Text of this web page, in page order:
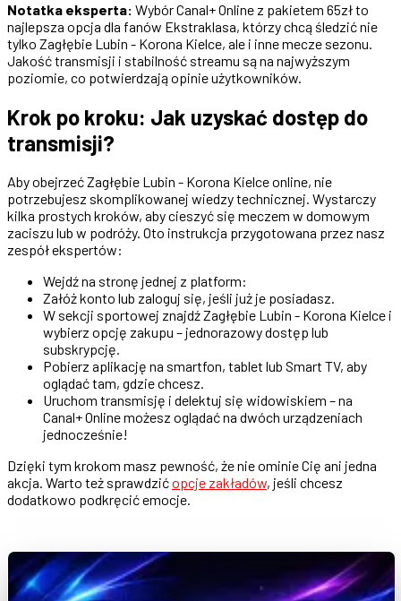
Notatka eksperta: Wybór Canal+ Online z pakietem 65zł to
najlepsza opcja dla fanów Ekstraklasa, którzy chcą śledzić nie
tylko Zagłębie Lubin - Korona Kielce, ale i inne mecze sezonu.
Jakość transmisji i stabilność streamu są na najwyższym
poziomie, co potwierdzają opinie użytkowników.
Krok po kroku: Jak uzyskać dostęp do
transmisji?
Aby obejrzeć Zagłębie Lubin - Korona Kielce online, nie
potrzebujesz skomplikowanej wiedzy technicznej. Wystarczy
kilka prostych kroków, aby cieszyć się meczem w domowym
zaciszu lub w podróży. Oto instrukcja przygotowana przez nasz
zespół ekspertów:
Wejdź na stronę jednej z platform:
Załóż konto lub zaloguj się, jeśli już je posiadasz.
W sekcji sportowej znajdź Zagłębie Lubin - Korona Kielce i
wybierz opcję zakupu – jednorazowy dostęp lub
subskrypcję.
Pobierz aplikację na smartfon, tablet lub Smart TV, aby
oglądać tam, gdzie chcesz.
Uruchom transmisję i delektuj się widowiskiem – na
Canal+ Online możesz oglądać na dwóch urządzeniach
jednocześnie!
Dzięki tym krokom masz pewność, że nie ominie Cię ani jedna
akcja. Warto też sprawdzićopcje zakładów, jeśli chcesz
dodatkowo podkręcić emocje.